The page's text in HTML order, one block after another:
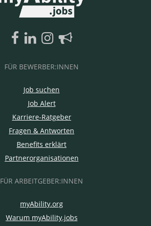
FÜR BEWERBER:INNEN
Job suchen
Job Alert
Karriere-Ratgeber
Fragen & Antworten
Benefits erklärt
Partnerorganisationen
FÜR ARBEITGEBER:INNEN
myAbility.org
Warum myAbility.jobs